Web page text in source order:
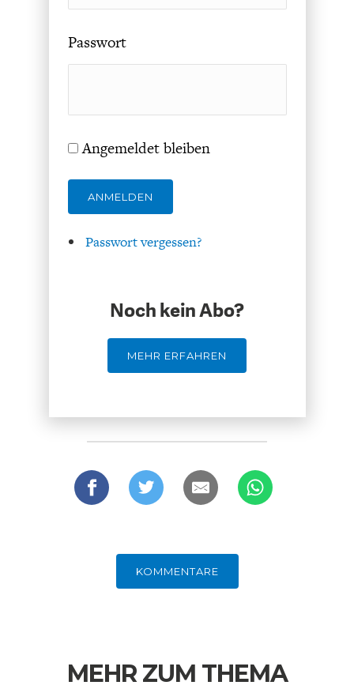
GESUNDHEITSWESEN
DIE NÄCHSTE STUFE DER
GLOBALISIERUNG
GERMANOMICS
GESELLSCHAFT
HÖRSAAL
Passwort
Angemeldet bleiben
ANMELDEN
Passwort vergessen?
Noch kein Abo?
MEHR ERFAHREN
KOMMENTARE
MEHR ZUM THEMA